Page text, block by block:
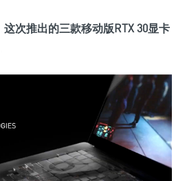
这次推出的三款移动版RTX 30显卡